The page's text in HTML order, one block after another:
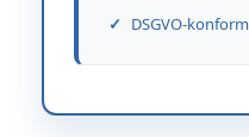
DSGVO-konform